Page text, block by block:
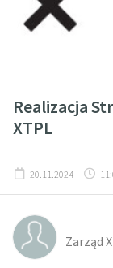
Realizacja
XTPL
20.11.2024
Zarząd